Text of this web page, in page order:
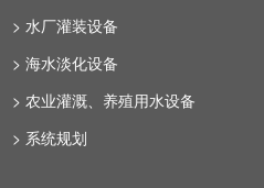
> 水厂灌装设备
> 海水淡化设备
> 农业灌溉、养殖用水设备
> 系统规划